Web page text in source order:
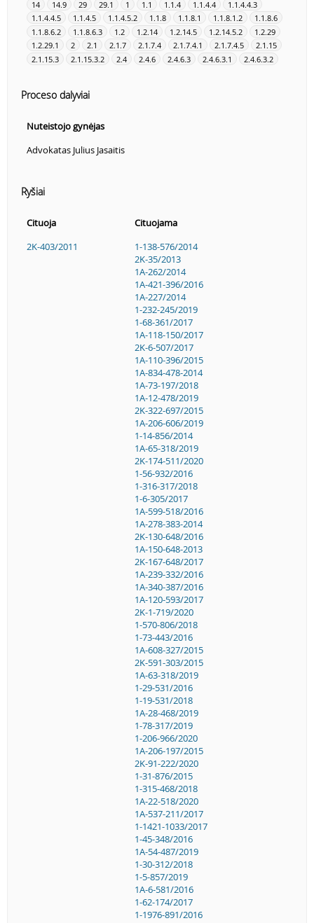
14 14.9 29 29.1 1 1.1 1.1.4 1.1.4.4
1.1.4.4.3
1.1.4.4.5
1.1.4.5 1.1.4.5.2 1.1.8 1.1.8.1 1.1.8.1.2
1.1.8.6
1.1.8.6.2
1.1.8.6.3 1.2 1.2.14 1.2.14.5 1.2.14.5.2
1.2.29
1.2.29.1
2 2.1 2.1.7 2.1.7.4 2.1.7.4.1 2.1.7.4.5
2.1.15
2.1.15.3
2.1.15.3.2 2.4 2.4.6 2.4.6.3 2.4.6.3.1 2.4.6.3.2
Proceso dalyviai
Nuteistojo gynėjas
Advokatas Julius Jasaitis
Ryšiai
Cituoja
Cituojama
2K-403/2011
1-138-576/2014
2K-35/2013
1A-262/2014
1A-421-396/2016
1A-227/2014
1-232-245/2019
1-68-361/2017
1A-118-150/2017
2K-6-507/2017
1A-110-396/2015
1A-834-478-2014
1A-73-197/2018
1A-12-478/2019
2K-322-697/2015
1A-206-606/2019
1-14-856/2014
1A-65-318/2019
2K-174-511/2020
1-56-932/2016
1-316-317/2018
1-6-305/2017
1A-599-518/2016
1A-278-383-2014
2K-130-648/2016
1A-150-648-2013
2K-167-648/2017
1A-239-332/2016
1A-340-387/2016
1A-120-593/2017
2K-1-719/2020
1-570-806/2018
1-73-443/2016
1A-608-327/2015
2K-591-303/2015
1A-63-318/2019
1-29-531/2016
1-19-531/2018
1A-28-468/2019
1-78-317/2019
1-206-966/2020
1A-206-197/2015
2K-91-222/2020
1-31-876/2015
1-315-468/2018
1A-22-518/2020
1A-537-211/2017
1-1421-1033/2017
1-45-348/2016
1A-54-487/2019
1-30-312/2018
1-5-857/2019
1A-6-581/2016
1-62-174/2017
1-1976-891/2016